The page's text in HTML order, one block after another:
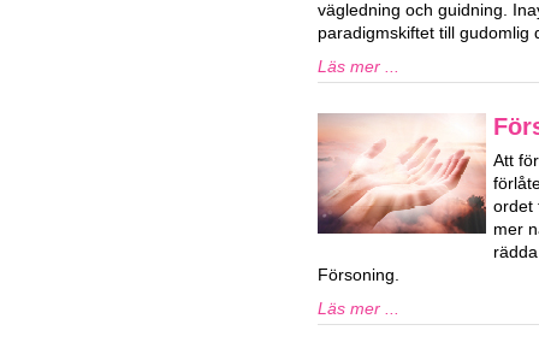
vägledning och guidning.
paradigmskiftet till gudomlig
Läs mer ...
Att
ordet
mer
Försoning.
Läs mer ...